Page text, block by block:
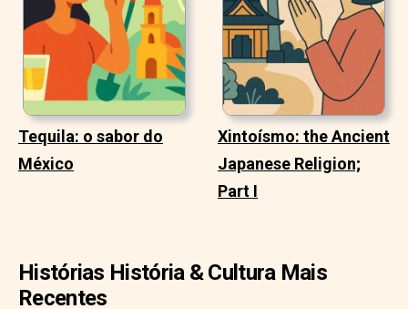
Tequila: o sabor do
México
Xintoísmo: the Ancient
Japanese Religion;
Part I
Histórias História & Cultura Mais
Recentes